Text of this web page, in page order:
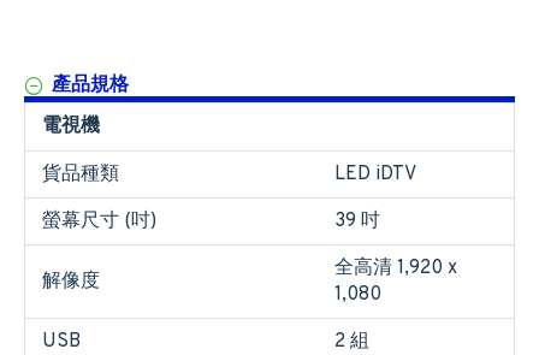
產品規格
電視機
貨品種類
LED iDTV
螢幕尺寸 (吋)
39 吋
解像度
全高清 1,920 x
1,080
USB
2 組